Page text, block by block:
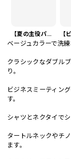
【夏の主役パンツ】リネンイタリアスタイルショートパンツ 3Color PA0121
ベージュカラーで洗
クラシックなダブル
り。
ビジネスミーティン
す。
シャツとネクタイで
タートルネックやチ
ます。